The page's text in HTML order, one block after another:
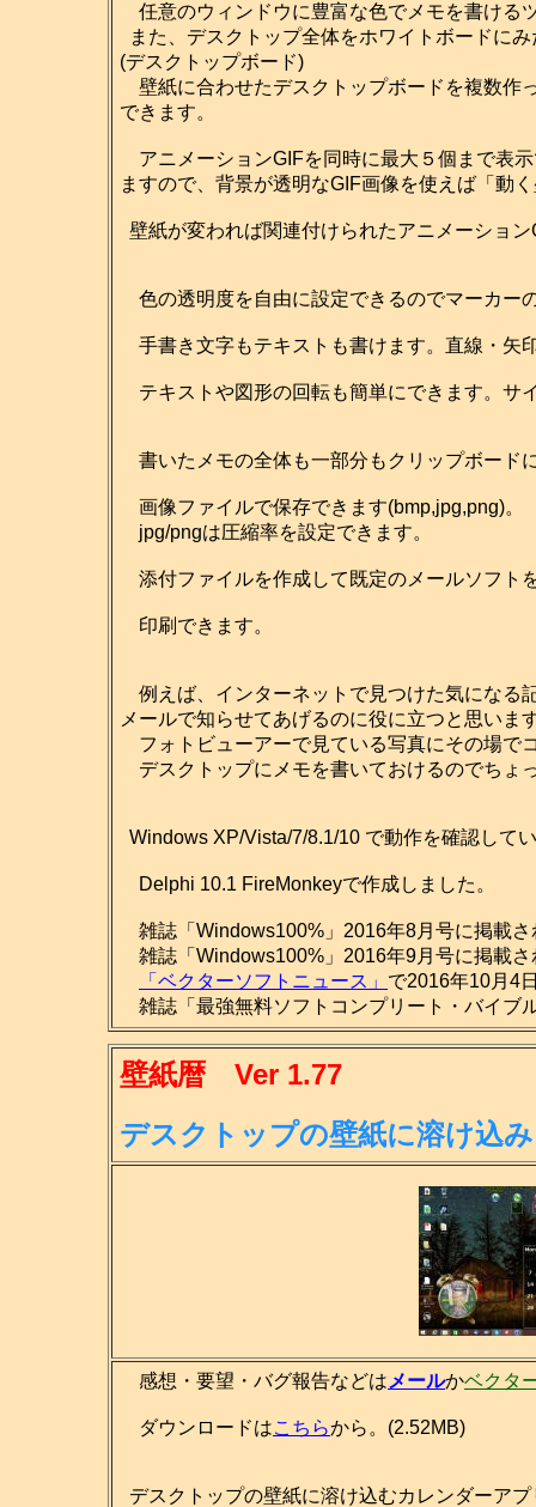
任意のウィンドウに豊富な色でメモを書ける
また、デスクトップ全体をホワイトボードに
(デスクトップボード)
壁紙に合わせたデスクトップボードを複数作
できます。
アニメーションGIFを同時に最大５個まで表
ますので、背景が透明なGIF画像を使えば「動
壁紙が変われば関連付けられたアニメーショ
色の透明度を自由に設定できるのでマーカー
手書き文字もテキストも書けます。直線・矢
テキストや図形の回転も簡単にできます。サ
書いたメモの全体も一部分もクリップボード
画像ファイルで保存できます(bmp,jpg,png)。
jpg/pngは圧縮率を設定できます。
添付ファイルを作成して既定のメールソフト
印刷できます。
例えば、インターネットで見つけた気になる
メールで知らせてあげるのに役に立つと思いま
フォトビューアーで見ている写真にその場で
デスクトップにメモを書いておけるのでちょ
Windows XP/Vista/7/8.1/10 で動作を確認して
Delphi 10.1 FireMonkeyで作成しました。
雑誌「Windows100%」2016年8月号に掲載さ
雑誌「Windows100%」2016年9月号に掲載さ
「ベクターソフトニュース」 で2016年10月4
雑誌「最強無料ソフトコンプリート・バイブ
壁紙暦 Ver 1.77
デスクトップの壁紙に溶け込
感想・要望・バグ報告などは メールかベクタ
ダウンロードはこちらから。(2.52MB)
デスクトップの壁紙に溶け込むカレンダーア